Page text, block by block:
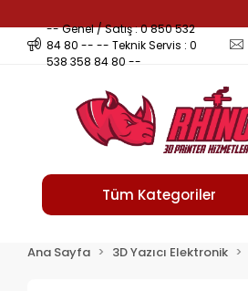
-- Genel / Satış : 0 850 532
84 80 -- -- Teknik Servis : 0
538 358 84 80 --
Tüm Kategoriler
Ana Sayfa 3D Yazıcı Elektronik